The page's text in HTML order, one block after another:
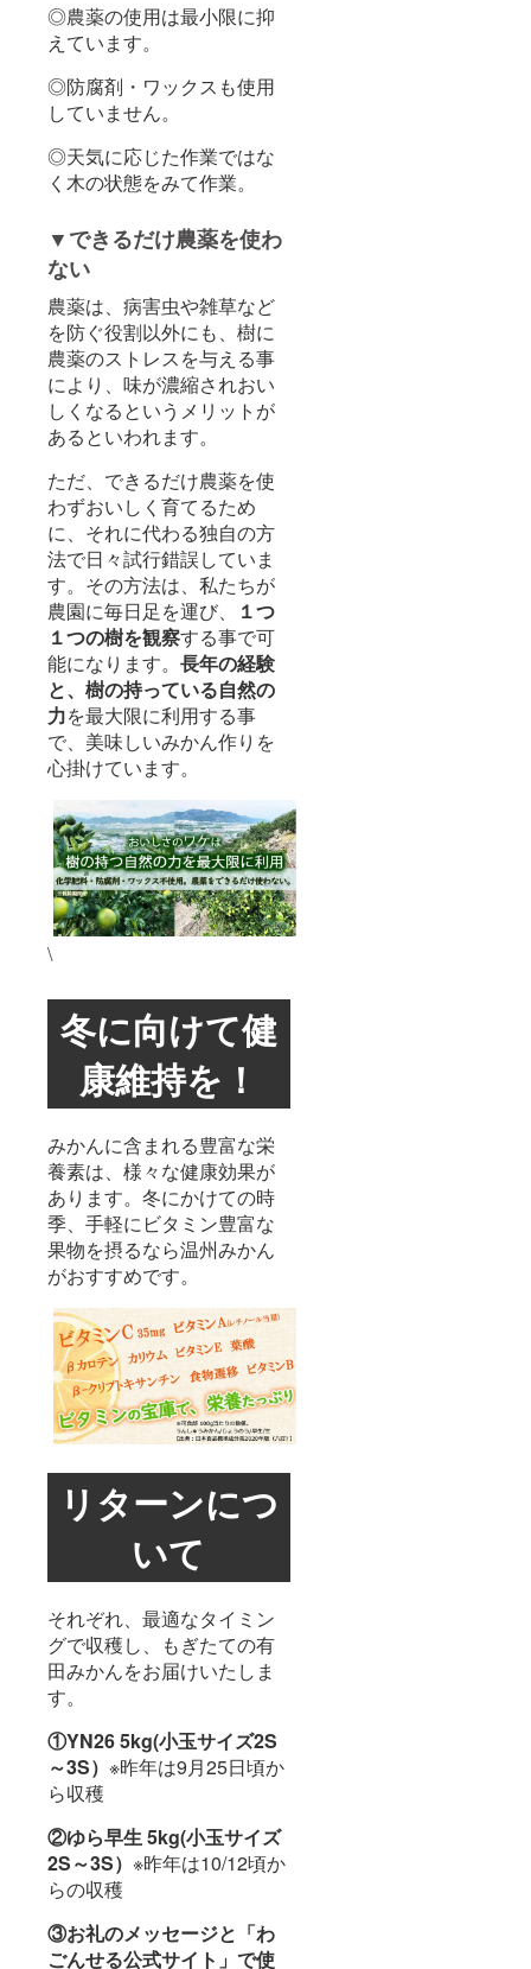
◎農薬の使用は最小限に抑
えています。
◎防腐剤・ワックスも使用
していません。
◎天気に応じた作業ではな
く木の状態をみて作業。
▼できるだけ農薬を使わ
ない
農薬は、病害虫や雑草など
を防ぐ役割以外にも、樹に
農薬のストレスを与える事
により、味が濃縮されおい
しくなるというメリットが
あるといわれます。
ただ、できるだけ農薬を使
わずおいしく育てるため
に、それに代わる独自の方
法で日々試行錯誤していま
す。その方法は、私たちが
農園に毎日足を運び、
１つ
１つの樹を観察する事で可
能になります。 長年の経験
と、樹の持っている自然の
力を最大限に利用する事
で、美味しいみかん作りを
心掛けています。
\
冬に向けて健
康維持を！
みかんに含まれる豊富な栄
養素は、様々な健康効果が
あります。冬にかけての時
季、手軽にビタミン豊富な
果物を摂るなら温州みかん
がおすすめです。
リターンにつ
いて
それぞれ、最適なタイミン
グで収穫し、もぎたての有
田みかんをお届けいたしま
す。
①YN26 5kg(小玉サイズ2S
～3S） ※昨年は9月25日頃か
ら収穫
②ゆら早生 5kg(小玉サイズ
2S～3S） ※昨年は10/12頃か
らの収穫
③お礼のメッセージと「わ
ごんせる公式サイト」で使